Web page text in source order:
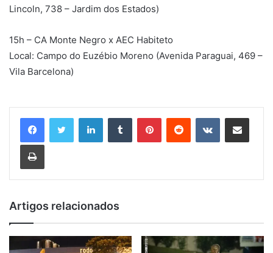
Lincoln, 738 – Jardim dos Estados)
15h – CA Monte Negro x AEC Habiteto
Local: Campo do Euzébio Moreno (Avenida Paraguai, 469 –
Vila Barcelona)
LinkedinTumblr PinterestReddit VK Compartilhar via e-mail
Imprimir
Artigos relacionados